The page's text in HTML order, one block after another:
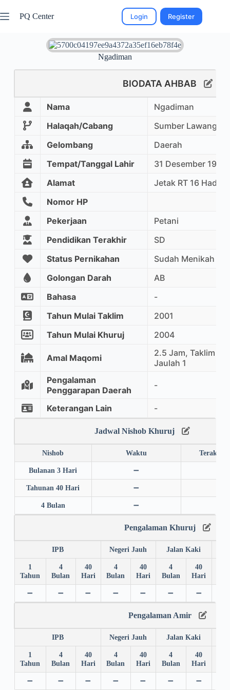
PQ Center Login Register
Ngadiman
BIODATA AHBAB
Nama
Ngadiman
Halaqah/Cabang
Sumber Lawang
Gelombang
Daerah
Tempat/Tanggal Lahir
31 Desember 1956
Alamat
Jetak RT 16
Nomor HP
Pekerjaan
Petani
Pendidikan Terakhir
SD
Status Pernikahan
Sudah Menikah
Golongan Darah
AB
Bahasa
-
Tahun Mulai Taklim
2001
Tahun Mulai Khuruj
2004
Amal Maqomi
2.5 Jam, Taklim
Jaulah 1
Pengalaman
Penggarapan Daerah
-
Keterangan Lain -
Jadwal Nishob Khuruj
Nishob Waktu Terakhir
Bulanan 3 Hari ➖
Tahunan 40 Hari ➖
4 Bulan ➖
Pengalaman Khuruj
IPB Negeri Jauh Jalan Kaki
1
Tahun
4
Bulan
40
Hari
4
Bulan
40
Hari
4
Bulan
40
Hari
➖ ➖ ➖ ➖ ➖ ➖ ➖
Pengalaman Amir
IPB Negeri Jauh Jalan Kaki
1
Tahun
4
Bulan
40
Hari
4
Bulan
40
Hari
4
Bulan
40
Hari
➖ ➖ ➖ ➖ ➖ ➖ ➖